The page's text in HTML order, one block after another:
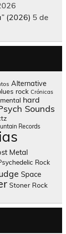
(2026) 5 de
Alternative
rock Crónicas
hard
Sounds
Records
Metal
Rock
Space
Stoner Rock